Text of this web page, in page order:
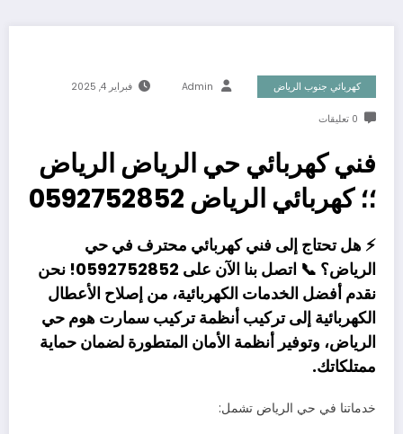
كهربائي جنوب الرياض Admin فبراير 4, 2025
0 تعليقات
فني كهربائي حي الرياض الرياض
؛؛ كهربائي الرياض 0592752852
⚡ هل تحتاج إلى فني كهربائي محترف في حي
الرياض؟ 📞 اتصل بنا الآن على 0592752852! نحن
نقدم أفضل الخدمات الكهربائية، من إصلاح الأعطال
الكهربائية إلى تركيب أنظمة تركيب سمارت هوم حي
الرياض، وتوفير أنظمة الأمان المتطورة لضمان حماية
ممتلكاتك.
خدماتنا في حي الرياض تشمل: